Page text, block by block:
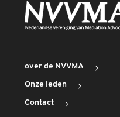
over de NVVMA
Onze leden
Contact